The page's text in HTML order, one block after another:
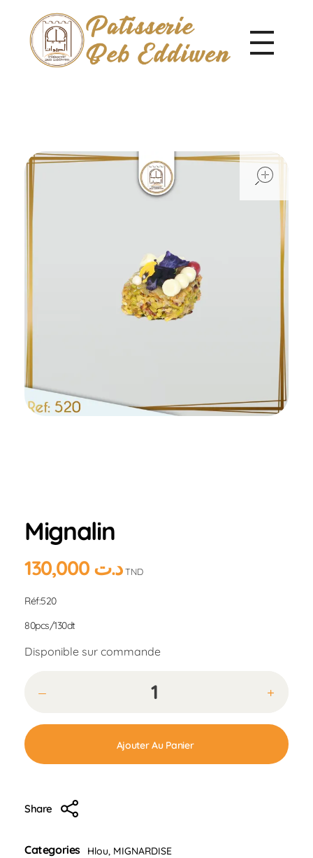
Mignalin
د.ت 130,000 TND
Réf:520
80pcs/130dt
Disponible sur commande
Ajouter Au Panier
Share
Categories Hlou, MIGNARDISE